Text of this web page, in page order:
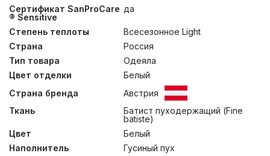
Сертификат SanProCare
® Sensitive
да
Степень теплоты
Всесезонное Light
Страна
Россия
Тип товара
Одеяла
Цвет отделки
Белый
Страна бренда
Австрия
Ткань
Батист пуходержащий (Fine
batiste)
Цвет
Белый
Наполнитель
Гусиный пух